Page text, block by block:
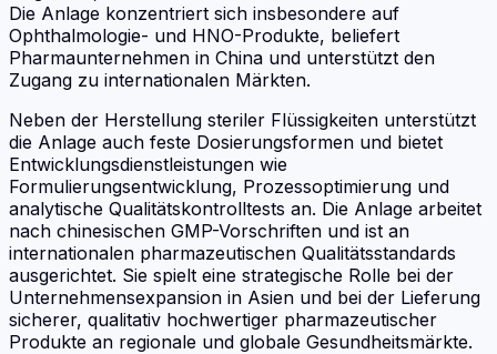
Die Anlage konzentriert sich insbesondere auf
Ophthalmologie- und HNO-Produkte, beliefert
Pharmaunternehmen in China und unterstützt den
Zugang zu internationalen Märkten.
Neben der Herstellung steriler Flüssigkeiten unterstützt
die Anlage auch feste Dosierungsformen und bietet
Entwicklungsdienstleistungen wie
Formulierungsentwicklung, Prozessoptimierung und
analytische Qualitätskontrolltests an. Die Anlage arbeitet
nach chinesischen GMP-Vorschriften und ist an
internationalen pharmazeutischen Qualitätsstandards
ausgerichtet. Sie spielt eine strategische Rolle bei der
Unternehmensexpansion in Asien und bei der Lieferung
sicherer, qualitativ hochwertiger pharmazeutischer
Produkte an regionale und globale Gesundheitsmärkte.